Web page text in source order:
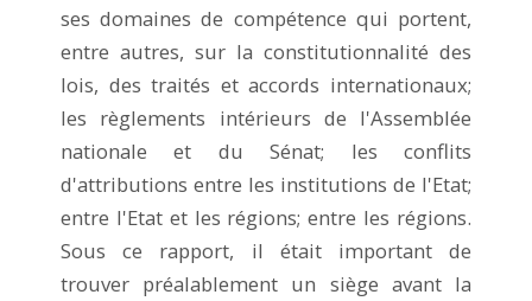
ses domaines de compétence qui portent,
entre autres, sur la constitutionnalité des
lois, des traités et accords internationaux;
les règlements intérieurs de l'Assemblée
nationale et du Sénat; les conflits
d'attributions entre les institutions de l'Etat;
entre l'Etat et les régions; entre les régions.
Sous ce rapport, il était important de
trouver préalablement un siège avant la